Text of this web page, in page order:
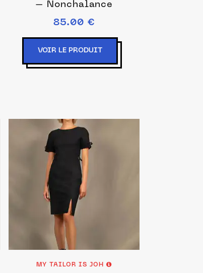
– Nonchalance
85.00 €
VOIR LE PRODUIT
MY TAILOR IS JOH